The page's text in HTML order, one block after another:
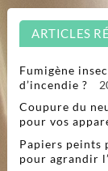
ARTICLES
Fumigène
d’incendie ?
Coupure du
pour vos
Papiers peints
pour agrandir